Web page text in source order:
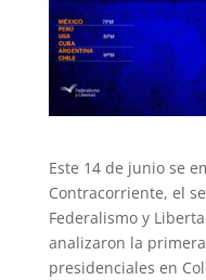
Este 14 de junio se
Contracorriente, el
Federalismo y
analizaron la
presidenciales en